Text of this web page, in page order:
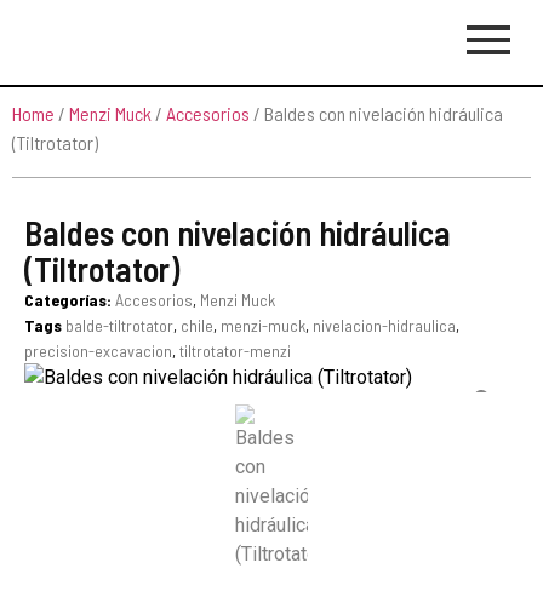
Home / Menzi Muck / Accesorios / Baldes con nivelación hidráulica
(Tiltrotator)
Baldes con nivelación hidráulica
(Tiltrotator)
Categorías: Accesorios, Menzi Muck
Tags balde-tiltrotator, chile, menzi-muck, nivelacion-hidraulica,
precision-excavacion, tiltrotator-menzi